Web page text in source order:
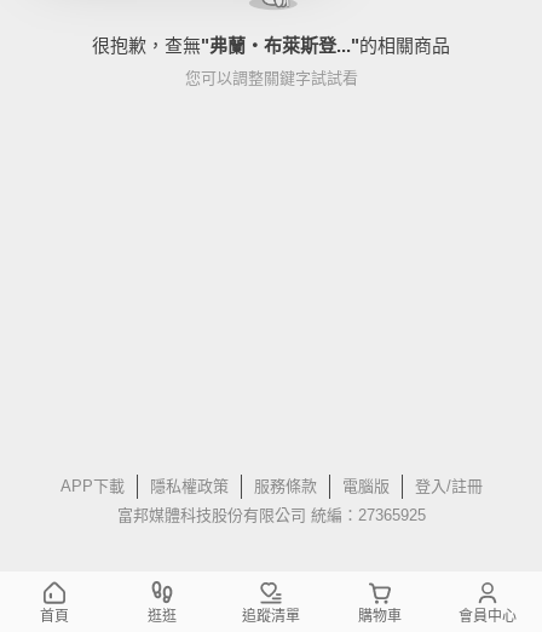
很抱歉，查無"弗蘭‧布萊斯登..."的相關商品
您可以調整關鍵字試試看
APP下載 隱私權政策 服務條款 電腦版
登入/註冊
富邦媒體科技股份有限公司 統編：27365925
首頁 逛逛 追蹤清單 購物車 會員中心